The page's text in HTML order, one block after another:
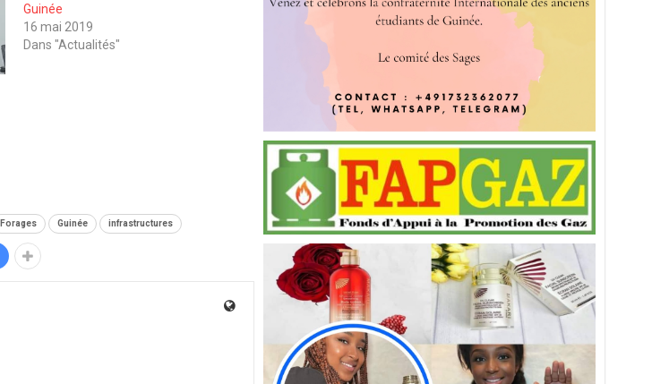
Guinée
16 mai 2019
Dans "Actualités"
Forages Guinée infrastructures